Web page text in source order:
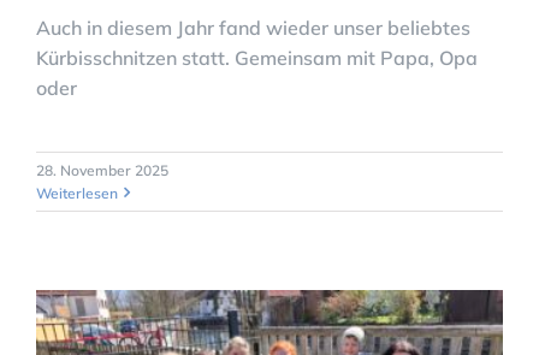
Auch in diesem Jahr fand wieder unser beliebtes
Kürbisschnitzen statt. Gemeinsam mit Papa, Opa
oder
28. November 2025
Weiterlesen